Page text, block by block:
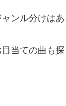
ンル分けは
当ての曲も探